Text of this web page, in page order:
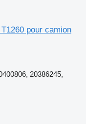
pour camion
20386245,